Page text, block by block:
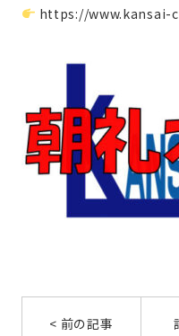
https://www.kansai-
< 前の記事